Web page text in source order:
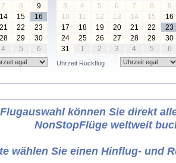
7 8
9
14 15
16
21 22
23
28 29
30
4 5 6
3
4 5 6 7 8
9
10
11 12 13 14 15
16
17
18 19 20 21 22
23
24
25 26 27 28 29
30
31
1 2 3 4 5 6
Uhrzeit Rückflug
können Sie direkt
NonStopFlüge weltweit
wählen Sie einen Hinflug- und